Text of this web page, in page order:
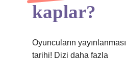
kaplar?
Oyuncuların
tarihi! Dizi daha fazla